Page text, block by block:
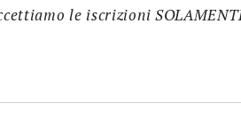
le iscrizioni